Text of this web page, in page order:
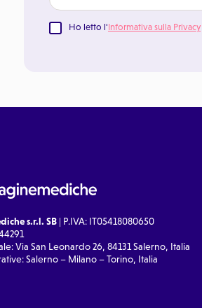
Ho letto l'Informativa sulla Privacy
s.r.l. SB | P.IVA: IT05418080650
Via San Leonardo 26, 84131 Salerno, Italia
Salerno – Milano – Torino, Italia